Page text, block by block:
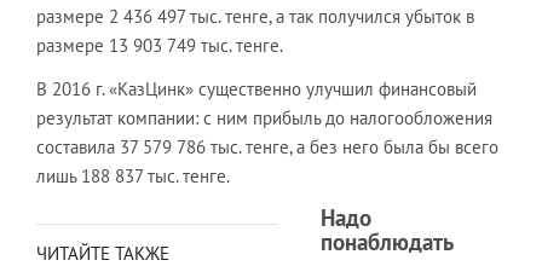
размере 2 436 497 тыс. тенге, а так получился убыток в
размере 13 903 749 тыс. тенге.
В 2016 г. «КазЦинк» существенно улучшил финансовый
результат компании: с ним прибыль до налогообложения
составила 37 579 786 тыс. тенге, а без него была бы всего
лишь 188 837 тыс. тенге.
ЧИТАЙТЕ ТАКЖЕ
Надо
понаблюдать